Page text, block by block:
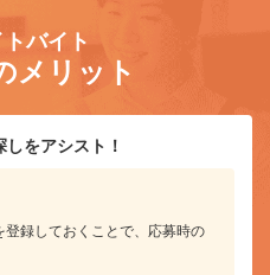
バイト
メリット
をアシスト！
登録しておくことで、応募時の